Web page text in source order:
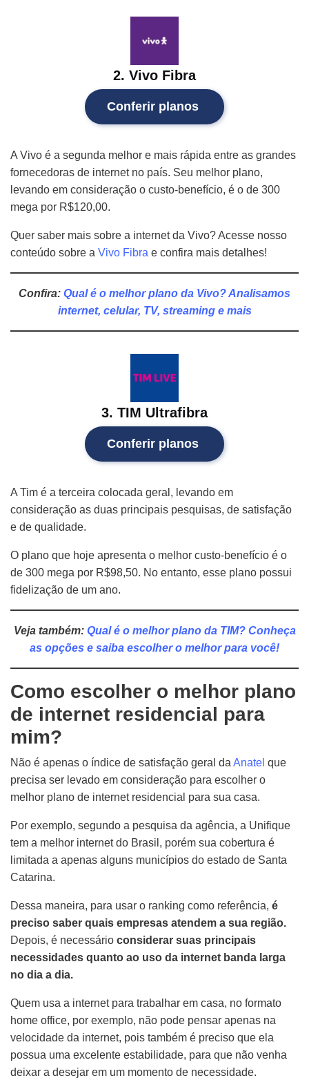
2. Vivo Fibra
Conferir planos
A Vivo é a segunda melhor e mais rápida entre as grandes
fornecedoras de internet no país. Seu melhor plano,
levando em consideração o custo-benefício, é o de 300
mega por R$120,00.
Quer saber mais sobre a internet da Vivo? Acesse nosso
conteúdo sobre a Vivo Fibra e confira mais detalhes!
Confira: Qual é o melhor plano da Vivo? Analisamos
internet, celular, TV, streaming e mais
3. TIM Ultrafibra
Conferir planos
A Tim é a terceira colocada geral, levando em
consideração as duas principais pesquisas, de satisfação
e de qualidade.
O plano que hoje apresenta o melhor custo-benefício é o
de 300 mega por R$98,50. No entanto, esse plano possui
fidelização de um ano.
Veja também: Qual é o melhor plano da TIM? Conheça
as opções e saiba escolher o melhor para você!
Como escolher o melhor plano
de internet residencial para
mim?
Não é apenas o índice de satisfação geral da Anatel que
precisa ser levado em consideração para escolher o
melhor plano de internet residencial para sua casa.
Por exemplo, segundo a pesquisa da agência, a Unifique
tem a melhor internet do Brasil, porém sua cobertura é
limitada a apenas alguns municípios do estado de Santa
Catarina.
Dessa maneira, para usar o ranking como referência, é
preciso saber quais empresas atendem a sua região.
Depois, é necessário considerar suas principais
necessidades quanto ao uso da internet banda larga
no dia a dia.
Quem usa a internet para trabalhar em casa, no formato
home office, por exemplo, não pode pensar apenas na
velocidade da internet, pois também é preciso que ela
possua uma excelente estabilidade, para que não venha
deixar a desejar em um momento de necessidade.